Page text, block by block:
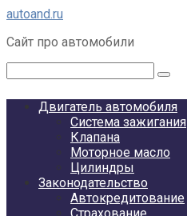
Перейти
контенту
autoand.ru
Сайт про автомобили
Двигатель автомобиля
Система зажигания
Клапана
Моторное масло
Цилиндры
Законодательство
Автокредитование